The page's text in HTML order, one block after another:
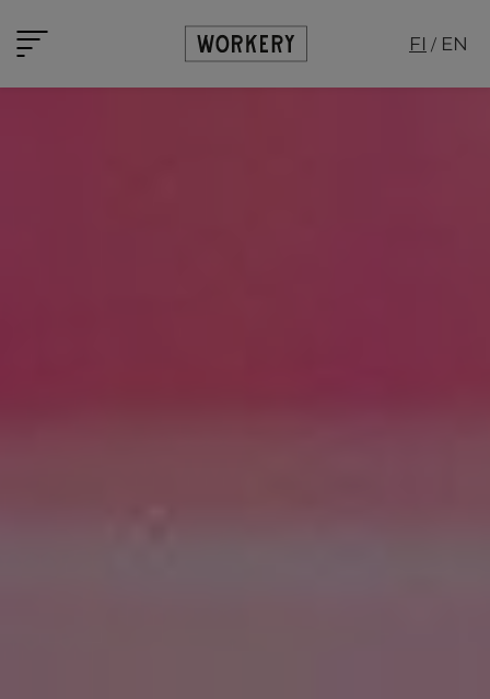
Avaa/sulje mobiilivalikkoTripla Workery FI EN